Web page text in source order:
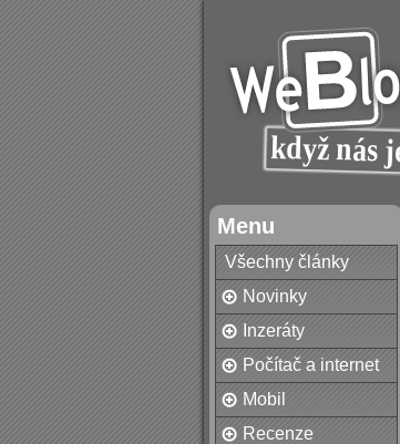
Menu
Všechny články
Novinky
Inzeráty
Počítač a internet
Mobil
Recenze